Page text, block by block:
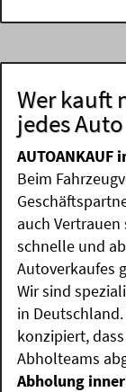
Wer kauft
jedes
AUTOANKAUF
Beim
auch
schnelle und
Autoverkaufes
Wir sind
in
konzipiert,
Abholteams
Abholung